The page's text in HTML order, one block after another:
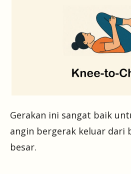
Gerakan ini sangat baik
angin bergerak keluar dari
besar.